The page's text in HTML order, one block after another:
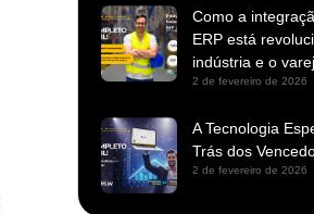
Como a
ERP está
indústria e o
2 de fevereiro de 2026
A Tecnologia
Trás dos
2 de fevereiro de 2026